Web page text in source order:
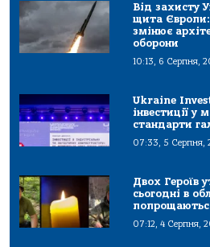
Від захисту
щита
змінює
оборони
10:13, 6 Серпня,
Ukraine
інвестиції у
стандарти
07:33, 5 Серпня,
Двох Героїв
сьогодні в
07:12, 4 Серпня,